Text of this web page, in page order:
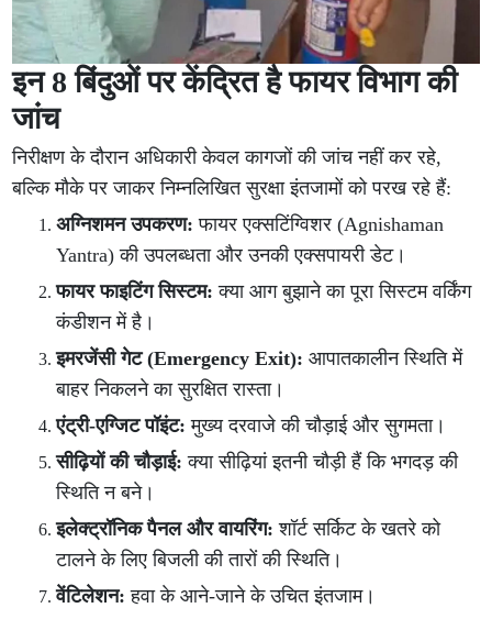
इन 8 बिंदुओं पर केंद्रित है फायर विभाग की
जांच
निरीक्षण के दौरान अधिकारी केवल कागजों की जांच नहीं कर रहे,
बल्कि मौके पर जाकर निम्नलिखित सुरक्षा इंतजामों को परख रहे हैं:
अग्निशमन उपकरण: फायर एक्सटिंग्विशर (Agnishaman
Yantra) की उपलब्धता और उनकी एक्सपायरी डेट।
फायर फाइटिंग सिस्टम: क्या आग बुझाने का पूरा सिस्टम वर्किंग
कंडीशन में है।
इमरजेंसी गेट (Emergency Exit): आपातकालीन स्थिति में
बाहर निकलने का सुरक्षित रास्ता।
एंट्री-एग्जिट पॉइंट: मुख्य दरवाजे की चौड़ाई और सुगमता।
सीढ़ियों की चौड़ाई: क्या सीढ़ियां इतनी चौड़ी हैं कि भगदड़ की
स्थिति न बने।
इलेक्ट्रॉनिक पैनल और वायरिंग: शॉर्ट सर्किट के खतरे को
टालने के लिए बिजली की तारों की स्थिति।
वेंटिलेशन: हवा के आने-जाने के उचित इंतजाम।